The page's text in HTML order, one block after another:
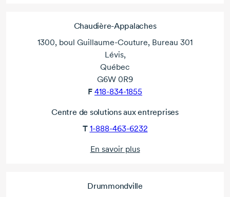
Chaudière-Appalaches
1300, boul Guillaume-Couture, Bureau 301
Lévis,
Québec
G6W 0R9
F 418-834-1855
Centre de solutions aux entreprises
T 1-888-463-6232
En savoir plus
Drummondville